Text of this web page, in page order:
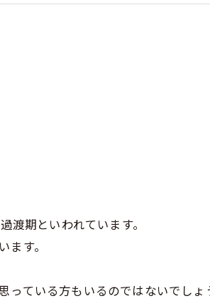
渡期といわれています。
す。
っている方もいるのではないでしょ